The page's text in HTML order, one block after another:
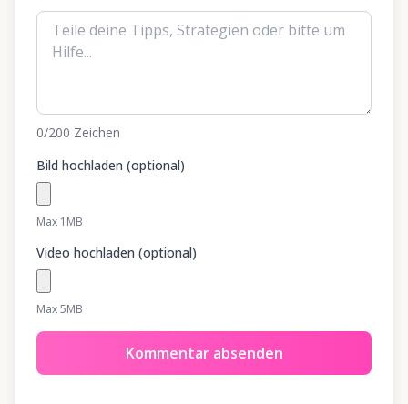
0/200 Zeichen
Bild hochladen (optional)
Max 1MB
Video hochladen (optional)
Max 5MB
Kommentar absenden